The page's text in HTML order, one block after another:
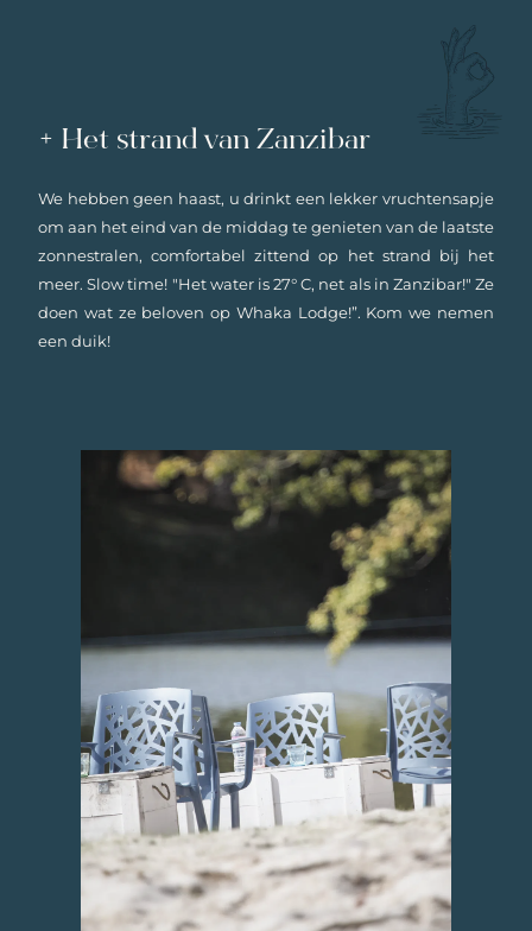
+ Het strand van Zanzibar
We hebben geen haast, u drinkt een lekker vruchtensapje
om aan het eind van de middag te genieten van de laatste
zonnestralen, comfortabel zittend op het strand bij het
meer. Slow time! "Het water is 27° C, net als in Zanzibar!" Ze
doen wat ze beloven op Whaka Lodge!”. Kom we nemen
een duik!